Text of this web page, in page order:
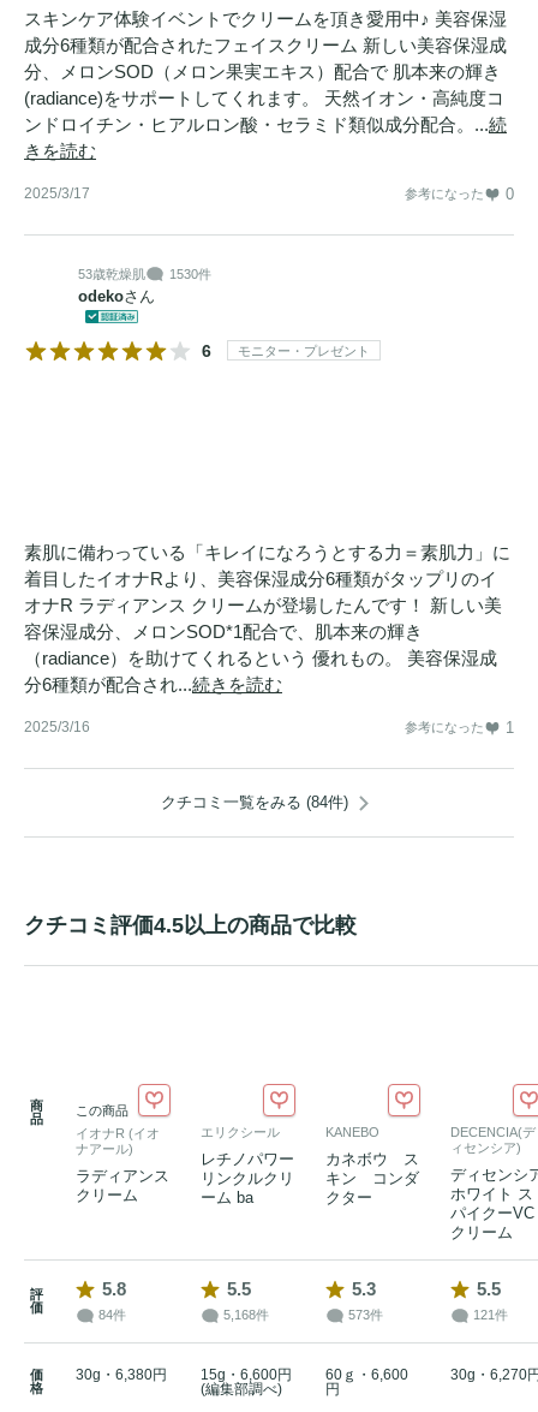
スキンケア体験イベントでクリームを頂き愛用中♪ 美容保湿
成分6種類が配合されたフェイスクリーム 新しい美容保湿成
分、メロンSOD（メロン果実エキス）配合で 肌本来の輝き
(radiance)をサポートしてくれます。 天然イオン・高純度コ
ンドロイチン・ヒアルロン酸・セラミド類似成分配合。...続
きを読む
2025/3/17 参考になった 0
53歳乾燥肌 1530件
odekoさん
6 モニター・プレゼント
素肌に備わっている「キレイになろうとする力＝素肌力」に
着目したイオナRより、美容保湿成分6種類がタップリのイ
オナR ラディアンス クリームが登場したんです！ 新しい美
容保湿成分、メロンSOD*1配合で、肌本来の輝き
（radiance）を助けてくれるという 優れもの。 美容保湿成
分6種類が配合され...続きを読む
2025/3/16 参考になった 1
クチコミ一覧をみる (84件)
クチコミ評価4.5以上の商品で比較
商
品
この商品
イオナR (イオ
ナアール)
ラディアンス
クリーム
エリクシール
レチノパワー
リンクルクリ
ーム ba
KANEBO
カネボウ ス
キン コンダ
クター
DECENCIA(デ
ィセンシア)
ディセンシ
ホワイト ス
パイクーVC
クリーム
評
価
5.8
84件
5.5
5,168件
5.3
573件
5.5
121件
価
格
30g・6,380円
15g・6,600円
(編集部調べ)
60ｇ・6,600
円
30g・6,270